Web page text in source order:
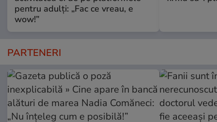
pentru adulți: „Fac ce vreau, e
wow!”
PARTENERI